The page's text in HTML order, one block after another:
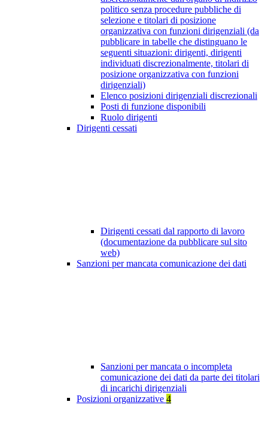
politico senza procedure pubbliche di
selezione e titolari di posizione
organizzativa con funzioni dirigenziali (da
pubblicare in tabelle che distinguano le
seguenti situazioni: dirigenti, dirigenti
individuati discrezionalmente, titolari di
posizione organizzativa con funzioni
dirigenziali)
Elenco posizioni dirigenziali discrezionali
Posti di funzione disponibili
Ruolo dirigenti
Dirigenti cessati
Dirigenti cessati dal rapporto di lavoro
(documentazione da pubblicare sul sito
web)
Sanzioni per mancata comunicazione dei dati
Sanzioni per mancata o incompleta
comunicazione dei dati da parte dei titolari
di incarichi dirigenziali
Posizioni organizzative 4